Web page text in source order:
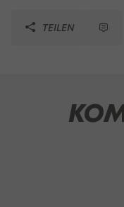
TEILEN